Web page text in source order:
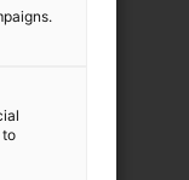
to